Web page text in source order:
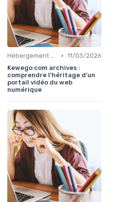
Hébergement et Maintenance Web • 11/03/2026
Kewego com archives :
comprendre l’héritage d’un
portail vidéo du web
numérique